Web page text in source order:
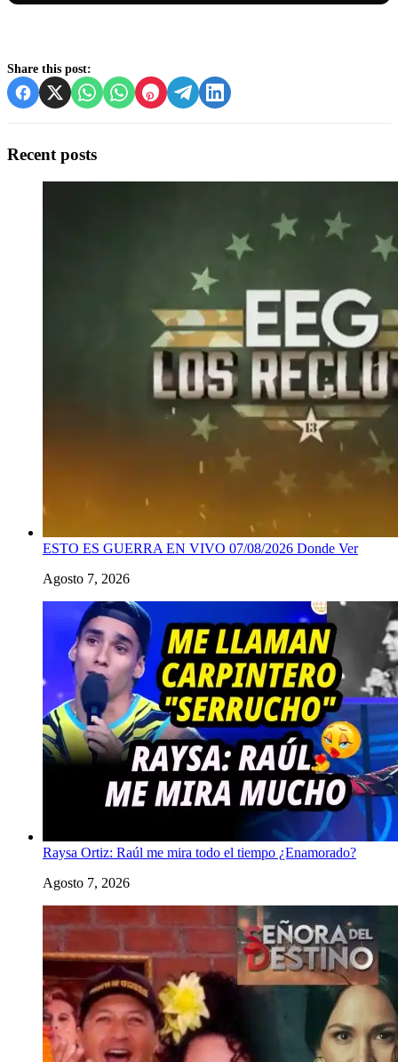
Share this post:
Recent posts
ESTO ES GUERRA EN VIVO 07/08/2026 Donde Ver
Agosto 7, 2026
Raysa Ortiz: Raúl me mira todo el tiempo ¿Enamorado?
Agosto 7, 2026